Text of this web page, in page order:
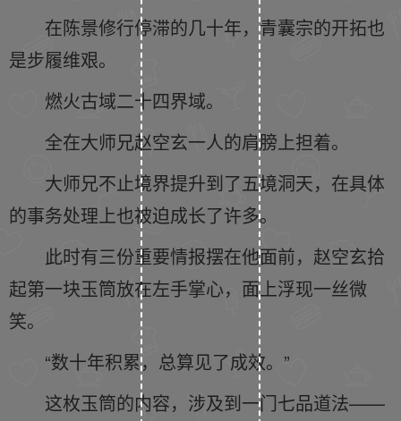
在陈景修行停滞的几十年，青囊宗的开拓也
是步履维艰。
燃火古域二十四界域。
全在大师兄赵空玄一人的肩膀上担着。
大师兄不止境界提升到了五境洞天，在具体
的事务处理上也被迫成长了许多。
此时有三份重要情报摆在他面前，赵空玄拾
起第一块玉筒放在左手掌心，面上浮现一丝微
笑。
“数十年积累，总算见了成效。”
这枚玉筒的内容，涉及到一门七品道法——